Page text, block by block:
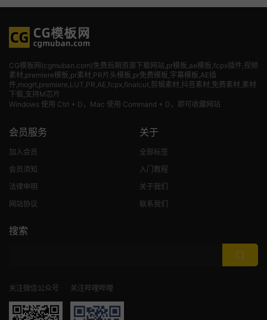
CG模板网(cgmuban.com)免费后期资源下载网站,pr模板,ae模板,fcpx插件,视频
素材 ,premiere模板,pr素材,PR片头模板,pr免费模板,字幕模板,AE插
件,mogrt,premiere,LUT,PR,AE,fcpx,finalcut,剪辑素材,抖音素材,免费素材,素材
下载,支持M芯片
Windows 使用 Ctrl + D，Mac 使用 Command + D，即可收藏网站
会员服务
加入会员
会员须知
法律申明
网站协议
关于
全部标签
入门教程
关于我们
联系我们
搜索
关注微信公众号 关注哔哩哔哩